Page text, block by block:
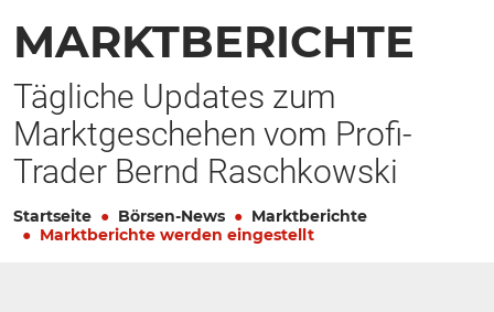
MARKTBERICHTE
Tägliche Updates zum
Marktgeschehen vom Profi-
Trader Bernd Raschkowski
Startseite Börsen-News
Marktberichte
Marktberichte werden eingestellt